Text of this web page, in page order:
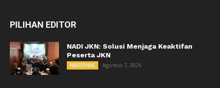
PILIHAN EDITOR
NADI JKN: Solusi Menjaga Keaktifan
Peserta JKN
NASIONAL Agustus 7, 2026